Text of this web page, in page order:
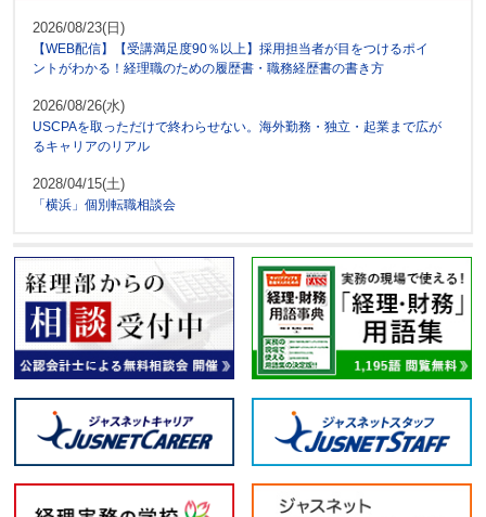
2026/08/23(日)
【WEB配信】【受講満足度90％以上】採用担当者が目をつけるポイ
ントがわかる！経理職のための履歴書・職務経歴書の書き方
2026/08/26(水)
USCPAを取っただけで終わらせない。海外勤務・独立・起業まで広が
るキャリアのリアル
2028/04/15(土)
「横浜」個別転職相談会